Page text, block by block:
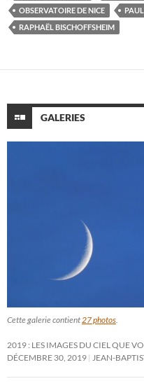
OBSERVATOIRE DE NICE
RAPHAËL BISCHOFFSHEIM
GALERIES
Cette galerie contient27 photos.
2019 : LES IMAGES DU CIEL QUE
DÉCEMBRE 30, 2019 JEAN-